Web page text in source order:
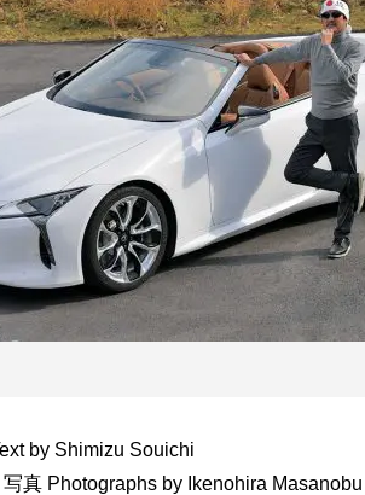
by Shimizu Souichi
真 Photographs by Ikenohira Masanobu